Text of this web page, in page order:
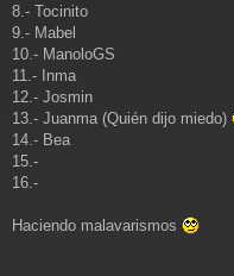
8.- Tocinito
9.- Mabel
10.- ManoloGS
11.- Inma
12.- Josmin
13.- Juanma (Quién dijo miedo)
14.- Bea
15.-
16.-
Haciendo malavarismos